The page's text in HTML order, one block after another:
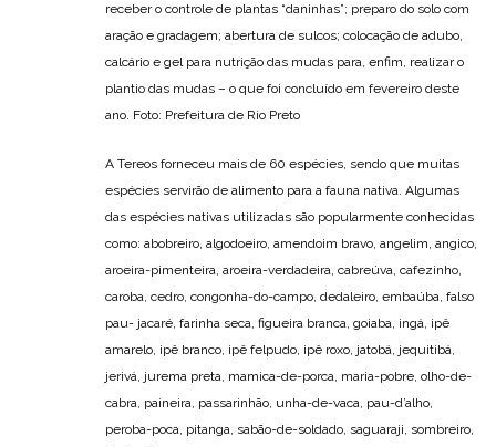
receber o controle de plantas “daninhas”; preparo do solo com
aração e gradagem; abertura de sulcos; colocação de adubo,
calcário e gel para nutrição das mudas para, enfim, realizar o
plantio das mudas – o que foi concluído em fevereiro deste
ano. Foto: Prefeitura de Rio Preto
A Tereos forneceu mais de 60 espécies, sendo que muitas
espécies servirão de alimento para a fauna nativa. Algumas
das espécies nativas utilizadas são popularmente conhecidas
como: abobreiro, algodoeiro, amendoim bravo, angelim, angico,
aroeira-pimenteira, aroeira-verdadeira, cabreúva, cafezinho,
caroba, cedro, congonha-do-campo, dedaleiro, embaúba, falso
pau- jacaré, farinha seca, figueira branca, goiaba, ingá, ipê
amarelo, ipê branco, ipê felpudo, ipê roxo, jatobá, jequitibá,
jerivá, jurema preta, mamica-de-porca, maria-pobre, olho-de-
cabra, paineira, passarinhão, unha-de-vaca, pau-d’alho,
peroba-poca, pitanga, sabão-de-soldado, saguaraji, sombreiro,